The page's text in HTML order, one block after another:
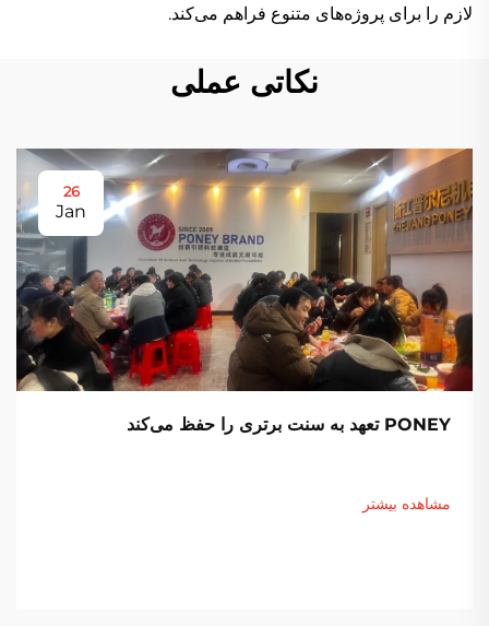
لازم را برای پروژه‌های متنوع فراهم می‌کند.
نکاتی عملی
26
Jan
PONEY تعهد به سنت برتری را حفظ می‌کند
مشاهده بیشتر